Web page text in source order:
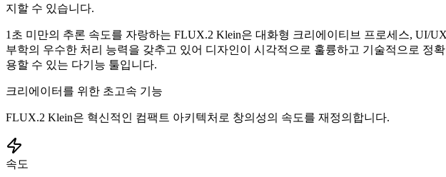
지할 수 있습니다.
1초 미만의 추론 속도를 자랑하는 FLUX.2 Klein은 대화형 크리에이티브 프로세스, UI/
부학의 우수한 처리 능력을 갖추고 있어 디자인이 시각적으로 훌륭하고 기술적으로 정
용할 수 있는 다기능 툴입니다.
크리에이터를 위한 초고속 기능
FLUX.2 Klein은 혁신적인 컴팩트 아키텍처로 창의성의 속도를 재정의합니다.
속도